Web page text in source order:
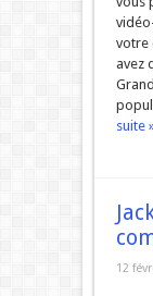
votre
avez
suite
12